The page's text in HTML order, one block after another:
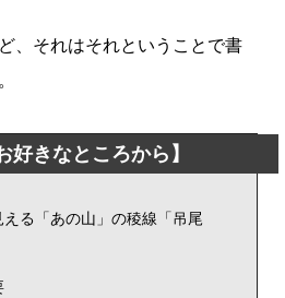
、それはそれということで書
好きなところから】
る「あの山」の稜線「吊尾